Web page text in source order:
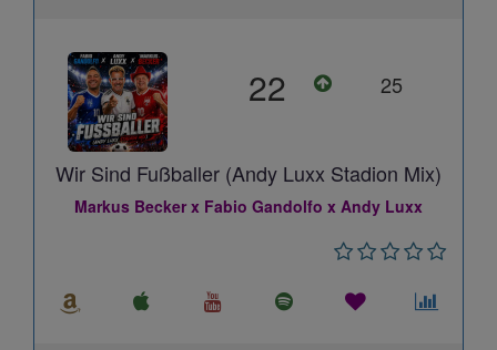
22 25
Wir Sind Fußballer (Andy Luxx Stadion Mix)
Markus Becker x Fabio Gandolfo x Andy Luxx